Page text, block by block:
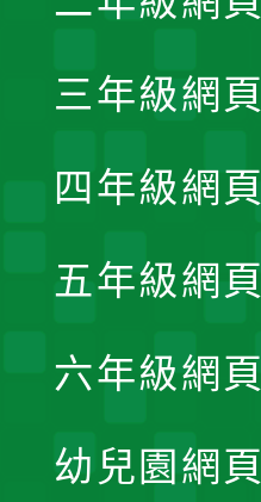
三年級網頁
四年級網頁
五年級網頁
六年級網頁
幼兒園網頁